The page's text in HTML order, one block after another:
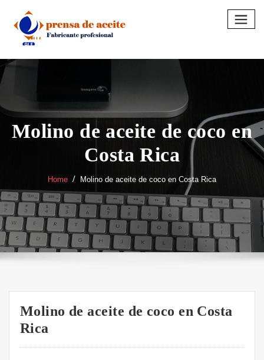
content
Molino de aceite de coco en
Costa Rica
Home Molino de aceite de coco en Costa Rica
Molino de aceite de coco en Costa
Rica